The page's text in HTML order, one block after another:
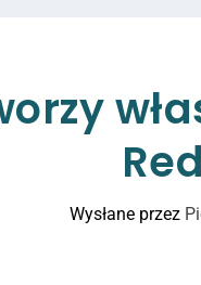
Wysłane przez